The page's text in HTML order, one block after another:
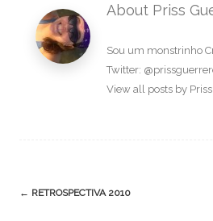
About Priss
Sou um monstrinho
Twitter:
View all posts by
Post
← RETROSPECTIVA 2010